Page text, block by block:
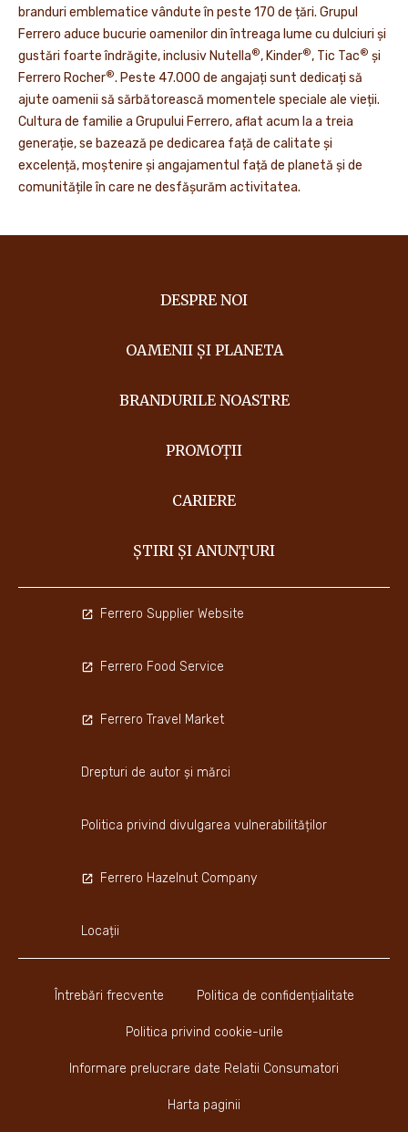
branduri emblematice vândute în peste 170 de țări. Grupul
Ferrero aduce bucurie oamenilor din întreaga lume cu dulciuri și
gustări foarte îndrăgite, inclusiv Nutella®, Kinder®, Tic Tac® și
Ferrero Rocher®. Peste 47.000 de angajați sunt dedicați să
ajute oamenii să sărbătorească momentele speciale ale vieții.
Cultura de familie a Grupului Ferrero, aflat acum la a treia
generație, se bazează pe dedicarea față de calitate și
excelență, moștenire și angajamentul față de planetă și de
comunitățile în care ne desfășurăm activitatea.
DESPRE NOI
OAMENII ȘI PLANETA
BRANDURILE NOASTRE
PROMOȚII
CARIERE
ȘTIRI ȘI ANUNȚURI
Întrebări frecvente Politica de confidențialitate
Politica privind cookie-urile
Informare prelucrare date Relatii Consumatori
Harta paginii
Ferrero Supplier Website
Ferrero Food Service
Ferrero Travel Market
Drepturi de autor și mărci
Politica privind divulgarea vulnerabilităților
Ferrero Hazelnut Company
Locații